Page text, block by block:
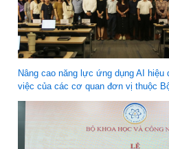
Nâng cao năng lực ứng dụng AI hiệu
việc của các cơ quan đơn vị thuộc